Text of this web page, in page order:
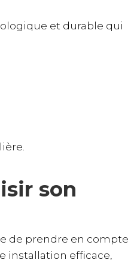
et durable qui
son
de prendre en compte
installation efficace,